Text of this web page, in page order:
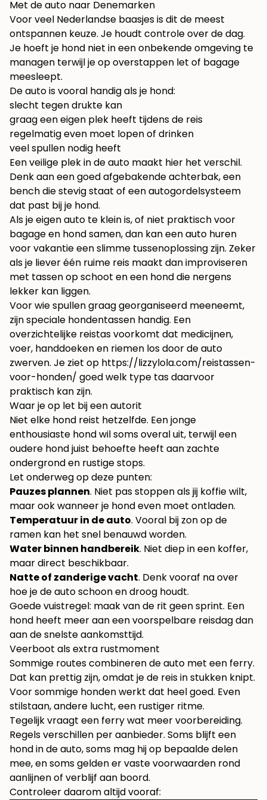
Met de auto naar Denemarken
Voor veel Nederlandse baasjes is dit de meest
ontspannen keuze. Je houdt controle over de dag.
Je hoeft je hond niet in een onbekende omgeving te
managen terwijl je op overstappen let of bagage
meesleept.
De auto is vooral handig als je hond:
slecht tegen drukte kan
graag een eigen plek heeft tijdens de reis
regelmatig even moet lopen of drinken
veel spullen nodig heeft
Een veilige plek in de auto maakt hier het verschil.
Denk aan een goed afgebakende achterbak, een
bench die stevig staat of een autogordelsysteem
dat past bij je hond.
Als je eigen auto te klein is, of niet praktisch voor
bagage en hond samen, dan kaneen auto huren
voor vakantieeen slimme tussenoplossing zijn. Zeker
als je liever één ruime reis maakt dan improviseren
met tassen op schoot en een hond die nergens
lekker kan liggen.
Voor wie spullen graag georganiseerd meeneemt,
zijn speciale hondentassen handig. Een
overzichtelijke reistas voorkomt dat medicijnen,
voer, handdoeken en riemen los door de auto
zwerven. Je ziet op https://lizzylola.com/reistassen-
voor-honden/ goed welk type tas daarvoor
praktisch kan zijn.
Waar je op let bij een autorit
Niet elke hond reist hetzelfde. Een jonge
enthousiaste hond wil soms overal uit, terwijl een
oudere hond juist behoefte heeft aan zachte
ondergrond en rustige stops.
Let onderweg op deze punten:
Pauzes plannen. Niet pas stoppen als jij koffie wilt,
maar ook wanneer je hond even moet ontladen.
Temperatuur in de auto. Vooral bij zon op de
ramen kan het snel benauwd worden.
Water binnen handbereik. Niet diep in een koffer,
maar direct beschikbaar.
Natte of zanderige vacht. Denk vooraf na over
hoe je de auto schoon en droog houdt.
Goede vuistregel: maak van de rit geen sprint. Een
hond heeft meer aan een voorspelbare reisdag dan
aan de snelste aankomsttijd.
Veerboot als extra rustmoment
Sommige routes combineren de auto met een ferry.
Dat kan prettig zijn, omdat je de reis in stukken knipt.
Voor sommige honden werkt dat heel goed. Even
stilstaan, andere lucht, een rustiger ritme.
Tegelijk vraagt een ferry wat meer voorbereiding.
Regels verschillen per aanbieder. Soms blijft een
hond in de auto, soms mag hij op bepaalde delen
mee, en soms gelden er vaste voorwaarden rond
aanlijnen of verblijf aan boord.
Controleer daarom altijd vooraf: